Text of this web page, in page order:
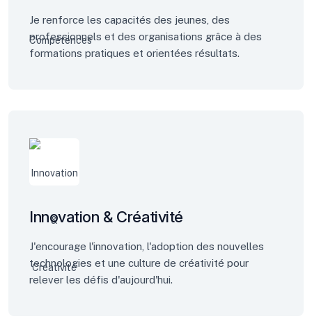
Je renforce les capacités des jeunes, des
professionnels et des organisations grâce à des
formations pratiques et orientées résultats.
Innovation & Créativité
J'encourage l'innovation, l'adoption des nouvelles
technologies et une culture de créativité pour
relever les défis d'aujourd'hui.